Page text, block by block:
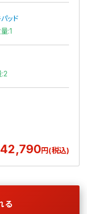
ッド
:1
:2
42,790円(税込)
る